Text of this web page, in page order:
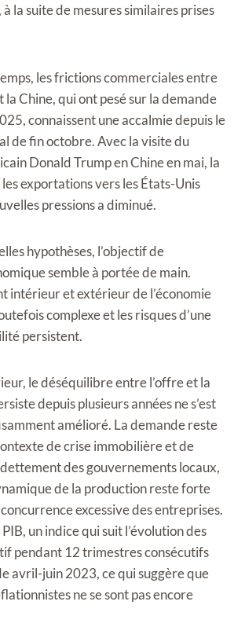
la suite de mesures similaires prises
les frictions commerciales entre
la Chine, qui ont pesé sur la demande
connaissent une accalmie depuis le
de fin octobre. Avec la visite du
Donald Trump en Chine en mai, la
exportations vers les États-Unis
pressions a diminué.
hypothèses, l’objectif de
semble à portée de main.
intérieur et extérieur de l’économie
complexe et les risques d’une
persistent.
le déséquilibre entre l’offre et la
depuis plusieurs années ne s’est
amélioré. La demande reste
de crise immobilière et de
des gouvernements locaux,
de la production reste forte
excessive des entreprises.
un indice qui suit l’évolution des
pendant 12 trimestres consécutifs
avril-juin 2023, ce qui suggère que
ne se sont pas encore